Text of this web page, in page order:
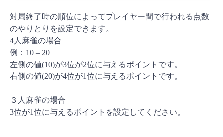
対局終了時の順位によってプレイヤー間で行われる点数
のやりとりを設定できます。
4人麻雀の場合
例：10 – 20
左側の値(10)が3位が2位に与えるポイントです。
右側の値(20)が4位が1位に与えるポイントです。
３人麻雀の場合
3位が1位に与えるポイントを設定してください。